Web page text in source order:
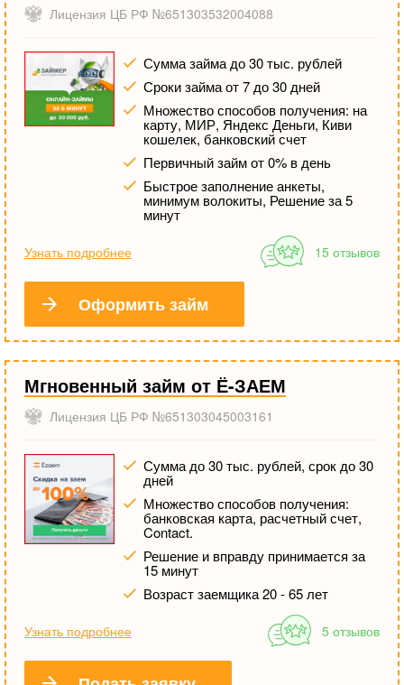
Лицензия ЦБ РФ №651303532004088
Сумма займа до 30 тыс. рублей
Сроки займа от 7 до 30 дней
Множество способов получения: на
карту, МИР, Яндекс Деньги, Киви
кошелек, банковский счет
Первичный займ от 0% в день
Быстрое заполнение анкеты,
минимум волокиты, Решение за 5
минут
Узнать подробнее 15 отзывов
Оформить займ
Мгновенный займ от Ё-ЗАЕМ
Лицензия ЦБ РФ №651303045003161
Сумма до 30 тыс. рублей, срок до 30
дней
Множество способов получения:
банковская карта, расчетный счет,
Contact.
Решение и вправду принимается за
15 минут
Возраст заемщика 20 - 65 лет
Узнать подробнее 5 отзывов